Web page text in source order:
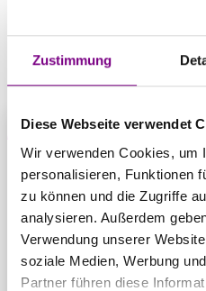
Zustimmung
Diese Webseite verwendet
Wir verwenden Cookies, um
personalisieren, Funktionen
zu können und die Zugriffe
analysieren. Außerdem
Verwendung unserer
soziale Medien, Werbung
Partner führen diese
THE
OF